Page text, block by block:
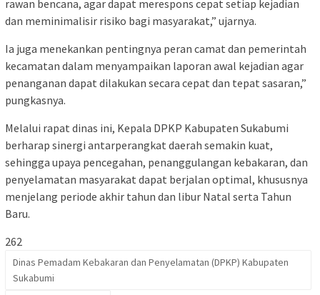
rawan bencana, agar dapat merespons cepat setiap kejadian
dan meminimalisir risiko bagi masyarakat,” ujarnya.
Ia juga menekankan pentingnya peran camat dan pemerintah
kecamatan dalam menyampaikan laporan awal kejadian agar
penanganan dapat dilakukan secara cepat dan tepat sasaran,”
pungkasnya.
Melalui rapat dinas ini, Kepala DPKP Kabupaten Sukabumi
berharap sinergi antarperangkat daerah semakin kuat,
sehingga upaya pencegahan, penanggulangan kebakaran, dan
penyelamatan masyarakat dapat berjalan optimal, khususnya
menjelang periode akhir tahun dan libur Natal serta Tahun
Baru.
262
Dinas Pemadam Kebakaran dan Penyelamatan (DPKP) Kabupaten
Sukabumi